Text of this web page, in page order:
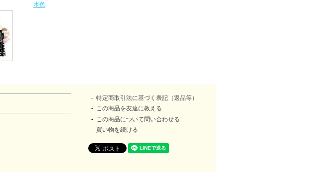
水色
特定商取引法に基づく表記（返品等）
この商品を友達に教える
この商品について問い合わせる
買い物を続ける